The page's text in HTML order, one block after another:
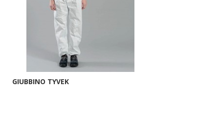
GIUBBINO TYVEK